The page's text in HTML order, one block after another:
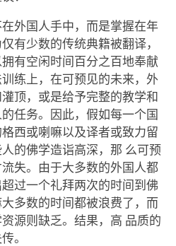
外国人手中，而是掌握在年
有少数的传统典籍被翻译，
有空闲时间百分之百地奉献
练上，在可预见的未来，外
顶，或是给予完整的教学和
任务。因此，假如每一个国
西或喇嘛以及译者或致力留
的佛学造诣高深，那 么可预
失。由于大多数的外国人都
过一个礼拜两次的时间到佛
多数的时间都被浪费了，而
源则缺乏。结果，高 品质的
。